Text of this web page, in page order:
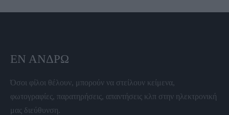
ΕΝ ΆΝΔΡΩ
Όσοι φίλοι θέλουν, μπορούν να στείλουν κείμενα,
φωτογραφίες, παρατηρήσεις, απαντήσεις κλπ στην ηλεκτρονική
μας διεύθυνση.